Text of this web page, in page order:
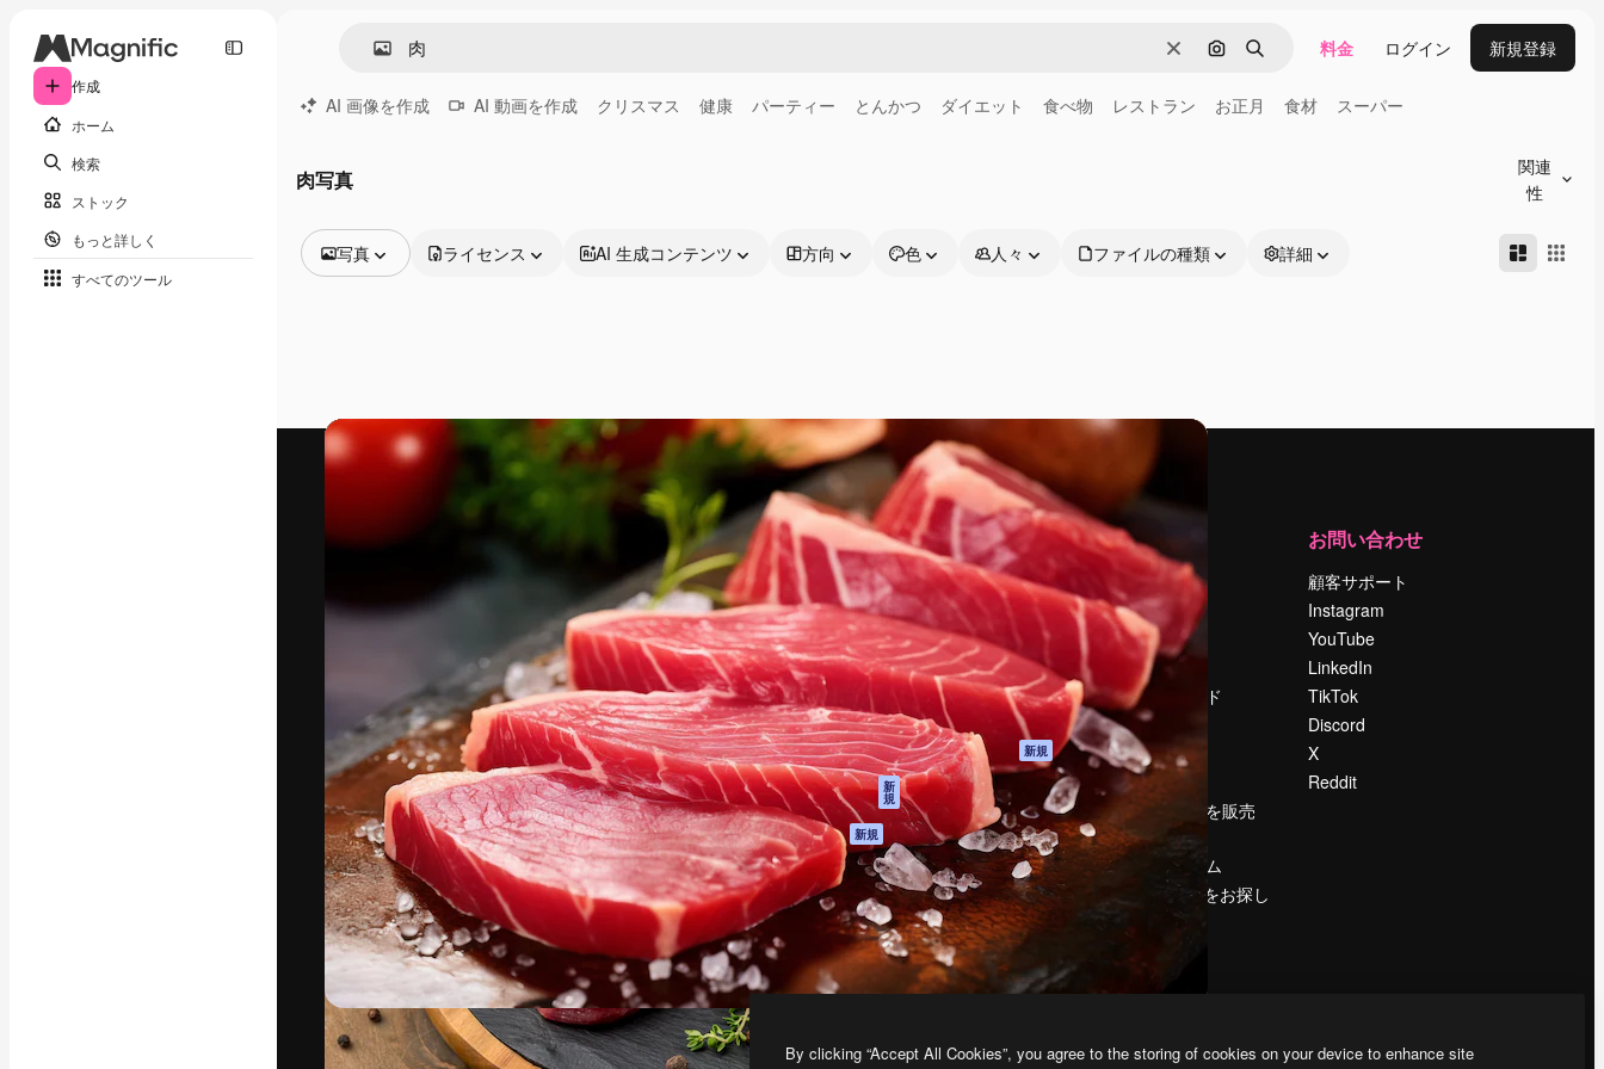
作成
ホーム
検索
ストック
もっと詳しく
すべてのツール
消去 画像で検索
検索 料金 ログイン 新規登録
AI 画像を作成 AI 動画を作成 クリスマス 健康 パーティー とんかつ ダイエット 食べ物 レストラン お正月 食材 スーパー
肉写真
関連
性
写真
動画
映像素材
モーショングラフィックス
動画テンプレート
3D モデル
フォント
ライセンス AI 生成コンテンツ 方向 色 人々 ファイルの種類 詳細
最高のクリエイティブ制作を導くためのプラ
ットフォーム。クリエイター、企業、代理
店、スタジオを含む100万人以上が利用して
います。
日本語
製品
Spaces
AI アシスタント
AI 画像生成ツール
AI 動画生成ツール
AI 音声合成ツール
ストックコンテン
ツ
Claude/ChatGPT
向けMCP
新
規
エージェント 新規
API
モバイルアプリ
すべてのMagnificツ
ール
はじめに
Academy
ドキュメント
サポート
利用規約
プライバシーポリ
シー
オリジナル
新規
クッキーポリシー
トラストセンター
アフィリエイト
法人向け
運営
料金
会社概要
Reviews
採用情報
検索トレンド
ブログ
イベント
Slidesgo
コンテンツを販売
する
プレスルーム
magnific.aiをお探し
お問い合わせ
顧客サポート
Instagram
YouTube
LinkedIn
TikTok
Discord
X
Reddit
Copyright © 2010-2026Freepik Company S.L.U.無断複写・転載を禁じます
By clicking “Accept All Cookies”, you agree to the storing of cookies on your device to enhance site